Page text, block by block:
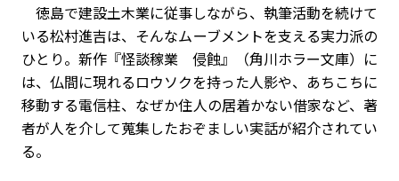
徳島で建設土木業に従事しながら、執筆活動を続けて
いる松村進吉は、そんなムーブメントを支える実力派の
ひとり。新作『怪談稼業 侵蝕』（角川ホラー文庫）に
は、仏間に現れるロウソクを持った人影や、あちこちに
移動する電信柱、なぜか住人の居着かない借家など、著
者が人を介して蒐集したおぞましい実話が紹介されてい
る。